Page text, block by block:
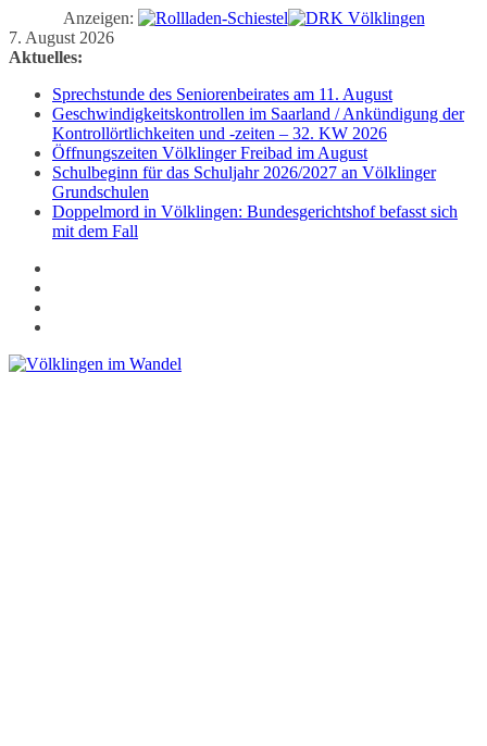
Anzeigen:
Zum
Inhalt
7. August 2026
Aktuelles:
Sprechstunde des Seniorenbeirates am 11. August
Geschwindigkeitskontrollen im Saarland / Ankündigung der
Kontrollörtlichkeiten und -zeiten – 32. KW 2026
Öffnungszeiten Völklinger Freibad im August
Schulbeginn für das Schuljahr 2026/2027 an Völklinger
Grundschulen
Doppelmord in Völklingen: Bundesgerichtshof befasst sich
mit dem Fall